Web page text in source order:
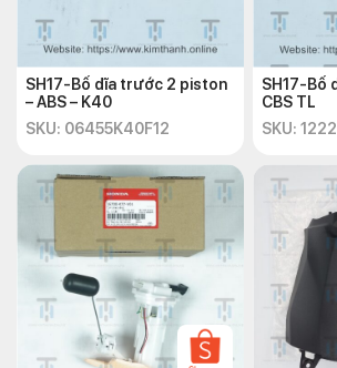
SH17-Bố dĩa trước 2 piston
– ABS – K40
SKU: 06455K40F12
SH17-Bố
CBS TL
SKU: